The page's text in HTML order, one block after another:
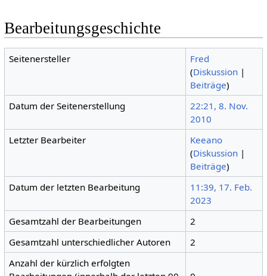
Bearbeitungsgeschichte
Seitenersteller
Fred
(Diskussion |
Beiträge)
Datum der Seitenerstellung
22:21, 8. Nov.
2010
Letzter Bearbeiter
Keeano
(Diskussion |
Beiträge)
Datum der letzten Bearbeitung
11:39, 17. Feb.
2023
Gesamtzahl der Bearbeitungen
2
Gesamtzahl unterschiedlicher Autoren
2
Anzahl der kürzlich erfolgten